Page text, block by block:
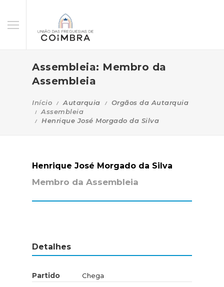
Assembleia: Membro da
Assembleia
Início Autarquia
Orgãos da Autarquia
Assembleia
Henrique José Morgado da Silva
Henrique José Morgado da Silva
Membro da Assembleia
Detalhes
Partido Chega